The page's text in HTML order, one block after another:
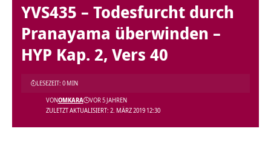
YVS435 – Todesfurcht durch
Pranayama überwinden –
HYP Kap. 2, Vers 40
ZULETZT AKTUALISIERT: 2. MÄRZ 2019 12:30
VONOMKARA VOR 5 JAHREN
LESEZEIT: 0 MIN